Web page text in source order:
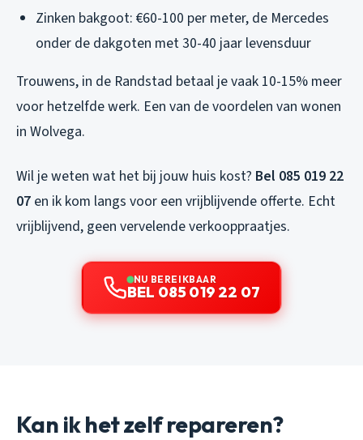
Zinken bakgoot: €60-100 per meter, de Mercedes
onder de dakgoten met 30-40 jaar levensduur
Trouwens, in de Randstad betaal je vaak 10-15% meer
voor hetzelfde werk. Een van de voordelen van wonen
in Wolvega.
Wil je weten wat het bij jouw huis kost? Bel 085 019 22
07 en ik kom langs voor een vrijblijvende offerte. Echt
vrijblijvend, geen vervelende verkooppraatjes.
NU BEREIKBAAR
BEL 085 019 22 07
Kan ik het zelf repareren?